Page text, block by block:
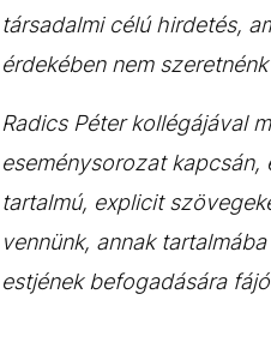
társadalmi célú hirdetés,
érdekében nem
Radics Péter kollégájával
eseménysorozat
tartalmú, explicit
vennünk, annak
estjének befogadására